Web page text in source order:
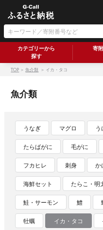
カテゴリーから
探す
寄
TOP ＞魚介類 ＞ イカ・タコ
魚介類
うなぎ マグロ う
たらばがに 毛がに
フカヒレ 刺身 か
海鮮セット たらこ・明
鮭・サーモン 鱧
牡蠣 イカ・タコ